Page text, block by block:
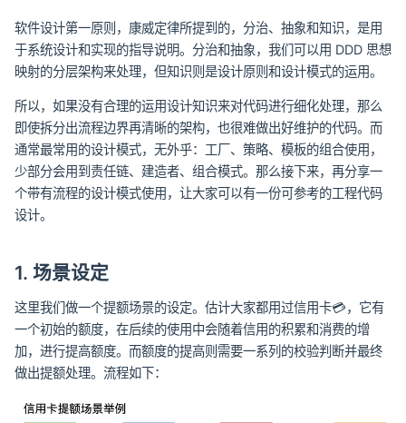
软件设计第一原则，康威定律所提到的，分治、抽象和知识，是用
于系统设计和实现的指导说明。分治和抽象，我们可以用 DDD 思想
映射的分层架构来处理，但知识则是设计原则和设计模式的运用。
所以，如果没有合理的运用设计知识来对代码进行细化处理，那么
即使拆分出流程边界再清晰的架构，也很难做出好维护的代码。而
通常最常用的设计模式，无外乎：工厂、策略、模板的组合使用，
少部分会用到责任链、建造者、组合模式。那么接下来，再分享一
个带有流程的设计模式使用，让大家可以有一份可参考的工程代码
设计。
1. 场景设定
这里我们做一个提额场景的设定。估计大家都用过信用卡💳，它有
一个初始的额度，在后续的使用中会随着信用的积累和消费的增
加，进行提高额度。而额度的提高则需要一系列的校验判断并最终
做出提额处理。流程如下：